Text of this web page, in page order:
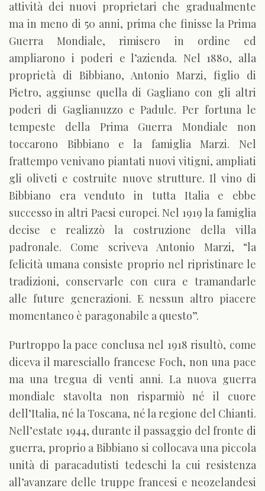
attività dei nuovi proprietari che gradualmente
ma in meno di 50 anni, prima che finisse la Prima
Guerra Mondiale, rimisero in ordine ed
ampliarono i poderi e l’azienda. Nel 1880, alla
proprietà di Bibbiano, Antonio Marzi, figlio di
Pietro, aggiunse quella di Gagliano con gli altri
poderi di Gaglianuzzo e Padule. Per fortuna le
tempeste della Prima Guerra Mondiale non
toccarono Bibbiano e la famiglia Marzi. Nel
frattempo venivano piantati nuovi vitigni, ampliati
gli oliveti e costruite nuove strutture. Il vino di
Bibbiano era venduto in tutta Italia e ebbe
successo in altri Paesi europei. Nel 1919 la famiglia
decise e realizzò la costruzione della villa
padronale. Come scriveva Antonio Marzi, “la
felicità umana consiste proprio nel ripristinare le
tradizioni, conservarle con cura e tramandarle
alle future generazioni. E nessun altro piacere
momentaneo è paragonabile a questo”.
Purtroppo la pace conclusa nel 1918 risultò, come
diceva il maresciallo francese Foch, non una pace
ma una tregua di venti anni. La nuova guerra
mondiale stavolta non risparmiò né il cuore
dell’Italia, né la Toscana, né la regione del Chianti.
Nell’estate 1944, durante il passaggio del fronte di
guerra, proprio a Bibbiano si collocava una piccola
unità di paracadutisti tedeschi la cui resistenza
all’avanzare delle truppe francesi e neozelandesi